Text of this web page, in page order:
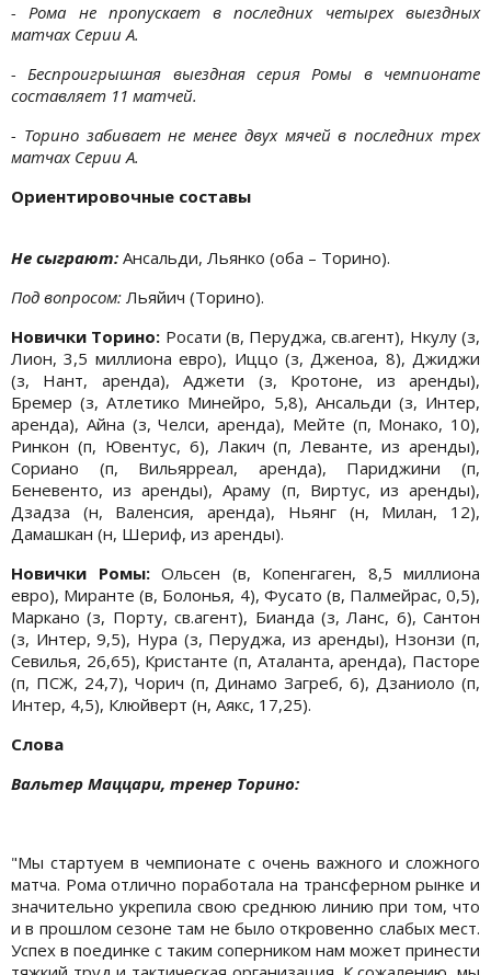
- Рома не пропускает в последних четырех выездных
матчах Серии А.
- Беспроигрышная выездная серия Ромы в чемпионате
составляет 11 матчей.
- Торино забивает не менее двух мячей в последних трех
матчах Серии А.
Ориентировочные составы
Не сыграют: Ансальди, Льянко (оба – Торино).
Под вопросом: Льяйич (Торино).
Новички Торино: Росати (в, Перуджа, св.агент), Нкулу (з,
Лион, 3,5 миллиона евро), Иццо (з, Дженоа, 8), Джиджи
(з, Нант, аренда), Аджети (з, Кротоне, из аренды),
Бремер (з, Атлетико Минейро, 5,8), Ансальди (з, Интер,
аренда), Айна (з, Челси, аренда), Мейте (п, Монако, 10),
Ринкон (п, Ювентус, 6), Лакич (п, Леванте, из аренды),
Сориано (п, Вильярреал, аренда), Париджини (п,
Беневенто, из аренды), Араму (п, Виртус, из аренды),
Дзадза (н, Валенсия, аренда), Ньянг (н, Милан, 12),
Дамашкан (н, Шериф, из аренды).
Новички Ромы: Ольсен (в, Копенгаген, 8,5 миллиона
евро), Миранте (в, Болонья, 4), Фусато (в, Палмейрас, 0,5),
Маркано (з, Порту, св.агент), Бианда (з, Ланс, 6), Сантон
(з, Интер, 9,5), Нура (з, Перуджа, из аренды), Нзонзи (п,
Севилья, 26,65), Кристанте (п, Аталанта, аренда), Пасторе
(п, ПСЖ, 24,7), Чорич (п, Динамо Загреб, 6), Дзаниоло (п,
Интер, 4,5), Клюйверт (н, Аякс, 17,25).
Слова
Вальтер Маццари, тренер Торино:
"Мы стартуем в чемпионате с очень важного и сложного
матча. Рома отлично поработала на трансферном рынке и
значительно укрепила свою среднюю линию при том, что
и в прошлом сезоне там не было откровенно слабых мест.
Успех в поединке с таким соперником нам может принести